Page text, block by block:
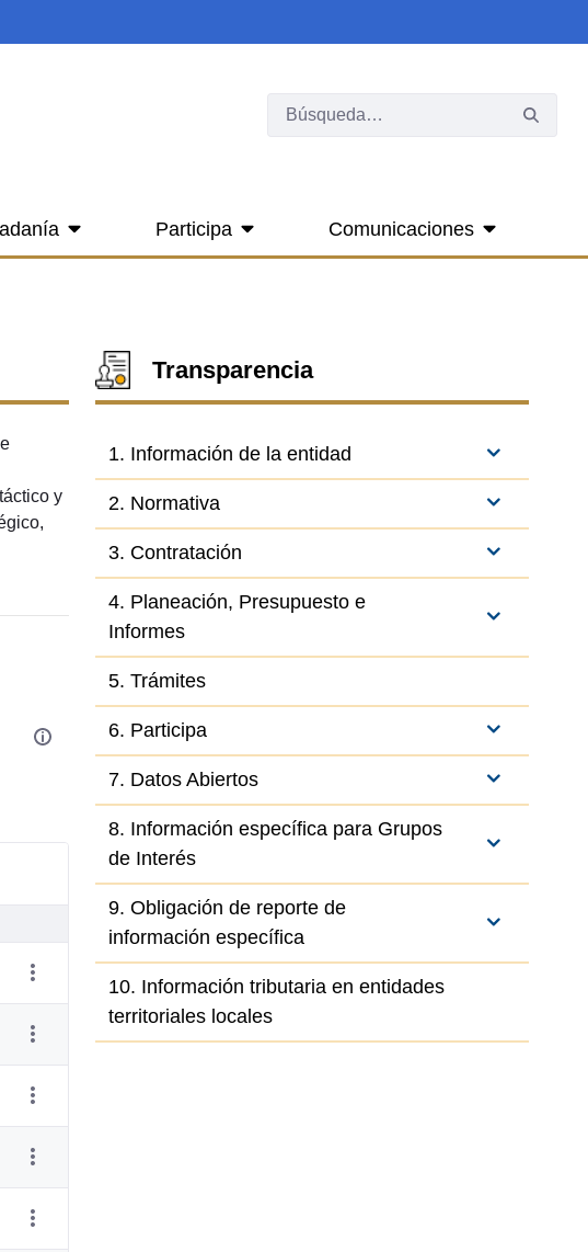
Participa Comunicaciones
y
Acciones del elemento
Transparencia
1. Información de la entidad
2. Normativa
3. Contratación
4. Planeación, Presupuesto e
Informes
5. Trámites
6. Participa
7. Datos Abiertos
8. Información específica para Grupos
de Interés
9. Obligación de reporte de
información específica
10. Información tributaria en entidades
territoriales locales